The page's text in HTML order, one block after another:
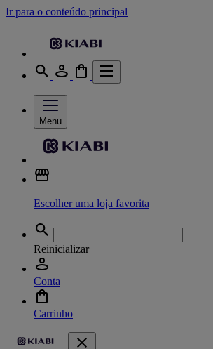
Ir para o conteúdo principal
Menu
Escolher uma loja favorita
Reinicializar
Conta
Carrinho